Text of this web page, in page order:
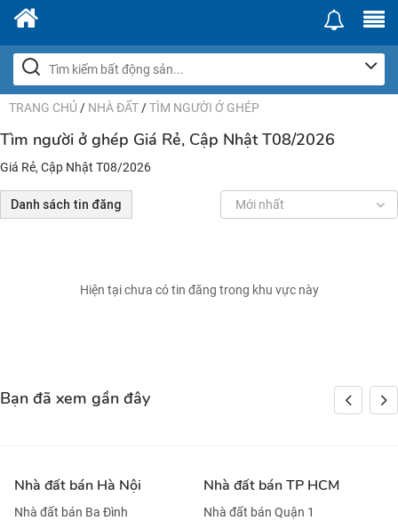
TRANG CHỦ / NHÀ ĐẤT /TÌM NGƯỜI Ở GHÉP
Tìm người ở ghép Giá Rẻ, Cập Nhật T08/2026
Giá Rẻ, Cập Nhật T08/2026
Danh sách tin đăng Mới nhất
Hiện tại chưa có tin đăng trong khu vực này
Bạn đã xem gần đây
Nhà đất bán Hà Nội
Nhà đất bán Ba Đình
Nhà đất bán TP HCM
Nhà đất bán Quận 1